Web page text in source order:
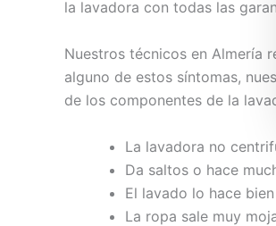
la lavadora con todas las
Nuestros técnicos en Almería
alguno de estos síntomas,
de los componentes de la
La lavadora no
Da saltos o hace
El lavado lo hace
La ropa sale muy